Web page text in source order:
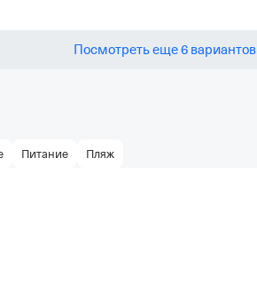
Посмотреть еще 6 вариантов
Питание Пляж